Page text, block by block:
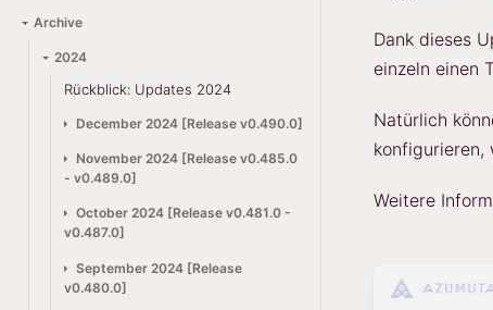
Archive
2024
Rückblick: Updates 2024
December 2024 [Release v0.490.0]
November 2024 [Release v0.485.0
- v0.489.0]
October 2024 [Release v0.481.0 -
v0.487.0]
September 2024 [Release
v0.480.0]
Dank dieses
einzeln einen
Natürlich
konfigurieren,
Weitere